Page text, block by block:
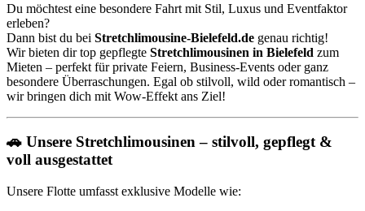
Du möchtest eine besondere Fahrt mit Stil, Luxus und Eventfaktor
erleben?
Dann bist du bei Stretchlimousine-Bielefeld.de genau richtig!
Wir bieten dir top gepflegte Stretchlimousinen in Bielefeld zum
Mieten – perfekt für private Feiern, Business-Events oder ganz
besondere Überraschungen. Egal ob stilvoll, wild oder romantisch –
wir bringen dich mit Wow-Effekt ans Ziel!
🚗 Unsere Stretchlimousinen – stilvoll, gepflegt &
voll ausgestattet
Unsere Flotte umfasst exklusive Modelle wie: